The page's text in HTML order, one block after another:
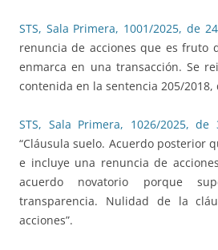
STS, Sala Primera, 1001/2025, de
renuncia de acciones que es fruto
enmarca en una transacción. Se
contenida en la sentencia 205/2018,
STS, Sala Primera, 1026/2025,
“Cláusula suelo. Acuerdo posterior
e incluye una renuncia de
acuerdo novatorio porque
transparencia. Nulidad de la
acciones”.